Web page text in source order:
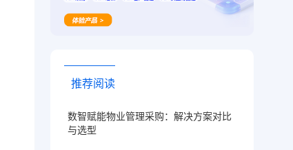
推荐阅读
数智赋能物业管理采购：解决方案对比
与选型